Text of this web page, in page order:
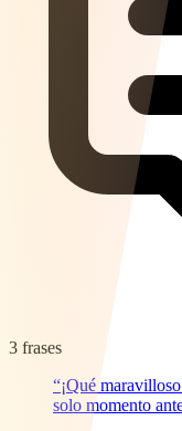
3 frases
“¡Qué
solo momento